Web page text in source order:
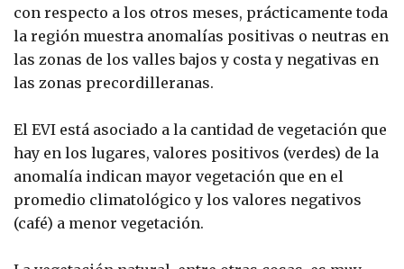
con respecto a los otros meses, prácticamente toda
la región muestra anomalías positivas o neutras en
las zonas de los valles bajos y costa y negativas en
las zonas precordilleranas.
El EVI está asociado a la cantidad de vegetación que
hay en los lugares, valores positivos (verdes) de la
anomalía indican mayor vegetación que en el
promedio climatológico y los valores negativos
(café) a menor vegetación.